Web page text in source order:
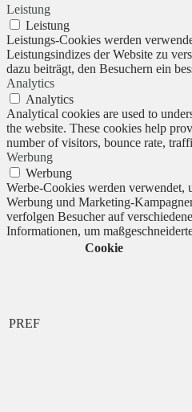
Leistung
Leistung
Leistungs-Cookies werden
Leistungsindizes der Website zu
dazu beiträgt, den Besuchern ein
Analytics
Analytics
Analytical cookies are used to
the website. These cookies help
number of visitors, bounce rate,
Werbung
Werbung
Werbe-Cookies werden verwendet,
Werbung und Marketing-
verfolgen Besucher auf
Informationen, um
Cookie
PREF